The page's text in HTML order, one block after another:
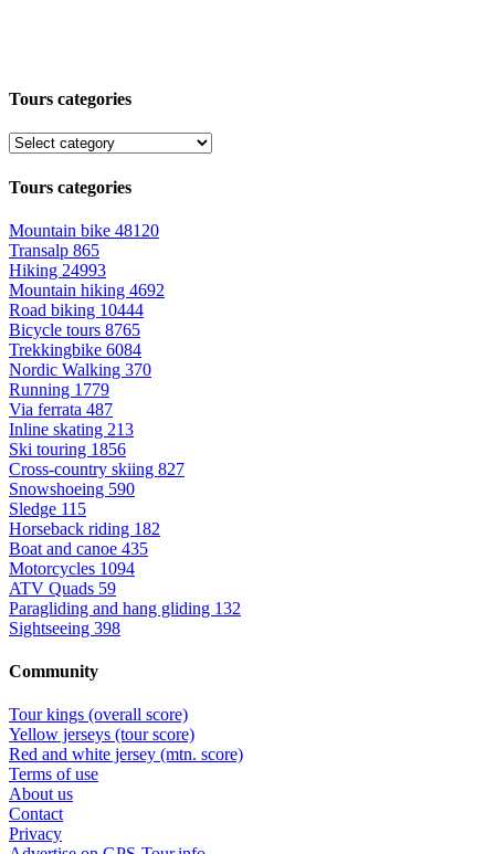
Tours categories
Tours categories
Mountain bike 48120
Transalp 865
Hiking 24993
Mountain hiking 4692
Road biking 10444
Bicycle tours 8765
Trekkingbike 6084
Nordic Walking 370
Running 1779
Via ferrata 487
Inline skating 213
Ski touring 1856
Cross-country skiing 827
Snowshoeing 590
Sledge 115
Horseback riding 182
Boat and canoe 435
Motorcycles 1094
ATV Quads 59
Paragliding and hang gliding 132
Sightseeing 398
Community
Tour kings (overall score)
Yellow jerseys (tour score)
Red and white jersey (mtn. score)
Terms of use
About us
Contact
Privacy